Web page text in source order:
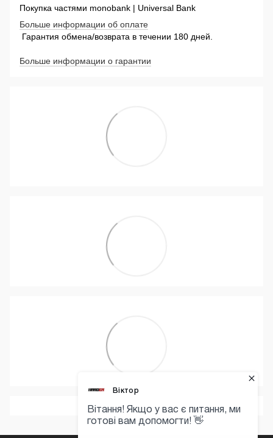
Покупка частями monobank | Universal Bank
Больше информации об оплате
Гарантия обмена/возврата в течении 180 дней.
Больше информации о гарантии